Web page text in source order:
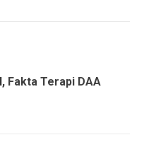
Fakta Terapi DAA